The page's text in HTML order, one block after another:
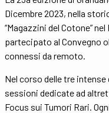
Dicembre 2023, nella
“Magazzini del Cotone”
partecipato al Convegno
connessi da remoto.
Nel corso delle tre
sessioni dedicate ad
Focus sui Tumori Rari.